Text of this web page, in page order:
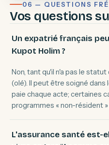
06 — QUESTIONS
Vos questions
Un expatrié français
Kupot Holim ?
Non, tant qu'il n'a pas le
(olé). Il peut être soigné
paie chaque acte; certaines
programmes « non-résident
L'assurance santé est-